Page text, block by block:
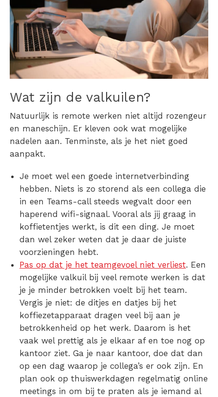
Wat zijn de valkuilen?
Natuurlijk is remote werken niet altijd rozengeur
en maneschijn. Er kleven ook wat mogelijke
nadelen aan. Tenminste, als je het niet goed
aanpakt.
Je moet wel een goede internetverbinding
hebben. Niets is zo storend als een collega die
in een Teams-call steeds wegvalt door een
haperend wifi-signaal. Vooral als jij graag in
koffietentjes werkt, is dit een ding. Je moet
dan wel zeker weten dat je daar de juiste
voorzieningen hebt.
Pas op dat je het teamgevoel niet verliest. Een
mogelijke valkuil bij veel remote werken is dat
je je minder betrokken voelt bij het team.
Vergis je niet: de ditjes en datjes bij het
koffiezetapparaat dragen veel bij aan je
betrokkenheid op het werk. Daarom is het
vaak wel prettig als je elkaar af en toe nog op
kantoor ziet. Ga je naar kantoor, doe dat dan
op een dag waarop je collega’s er ook zijn. En
plan ook op thuiswerkdagen regelmatig online
meetings in om bij te praten als je iemand al